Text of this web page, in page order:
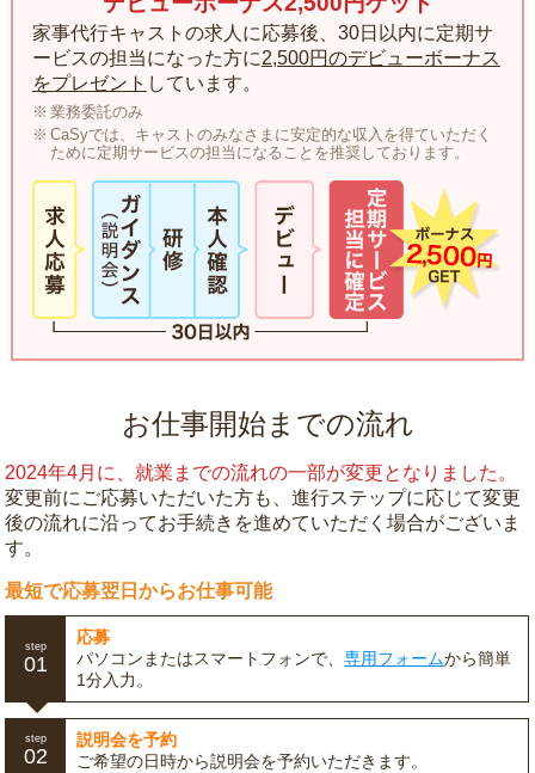
家事代行キャストの求人に応募後、30日以内に定期サ
ービスの担当になった方に2,500円のデビューボーナス
をプレゼント しています。
業務委託のみ
CaSyでは、キャストのみなさまに安定的な収入を得ていただく
ために定期サービスの担当になることを推奨しております。
お仕事開始までの流れ
2024年4月に、就業までの流れの一部が変更となりました。
変更前にご応募いただいた方も、進行ステップに応じて変更
後の流れに沿ってお手続きを進めていただく場合がございま
す。
最短で応募翌日からお仕事可能
step
01
応募
パソコンまたはスマートフォンで、専用フォームから簡単
1分入力。
step
02
説明会を予約
ご希望の日時から説明会を予約いただきます。